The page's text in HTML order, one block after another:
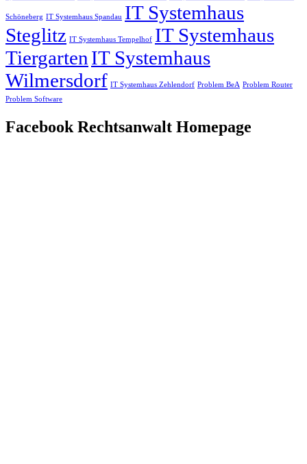
Schöneberg IT Systemhaus Spandau IT Systemhaus
Steglitz IT Systemhaus Tempelhof IT Systemhaus
Tiergarten IT Systemhaus
Wilmersdorf IT Systemhaus Zehlendorf Problem BeA Problem Router
Problem Software
Facebook Rechtsanwalt Homepage